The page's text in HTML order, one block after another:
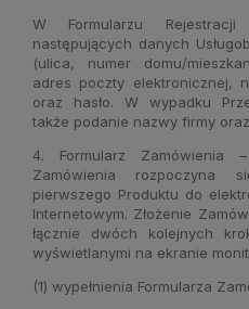
W Formularzu
następujących danych
(ulica, numer domu/
adres poczty elektronicznej,
oraz hasło. W wypadku
także podanie nazwy firmy
4. Formularz Zamówienia
Zamówienia rozpoczyna
pierwszego Produktu do
Internetowym. Złożenie
łącznie dwóch kolejnych
wyświetlanymi na ekranie
(1) wypełnienia Formularza